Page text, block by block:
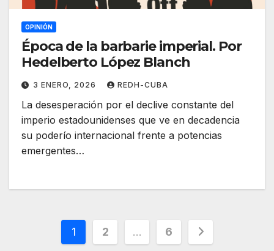
OPINIÓN
Época de la barbarie imperial. Por
Hedelberto López Blanch
3 ENERO, 2026 REDH-CUBA
La desesperación por el declive constante del
imperio estadounidenses que ve en decadencia
su poderío internacional frente a potencias
emergentes…
Paginación
1 2 … 6